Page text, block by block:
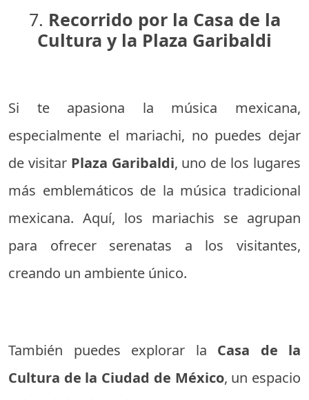
7. Recorrido por la Casa de la
Cultura y la Plaza Garibaldi
Si te apasiona la música mexicana,
especialmente el mariachi, no puedes dejar
de visitar Plaza Garibaldi, uno de los lugares
más emblemáticos de la música tradicional
mexicana. Aquí, los mariachis se agrupan
para ofrecer serenatas a los visitantes,
creando un ambiente único.
También puedes explorar la Casa de la
Cultura de la Ciudad de México, un espacio